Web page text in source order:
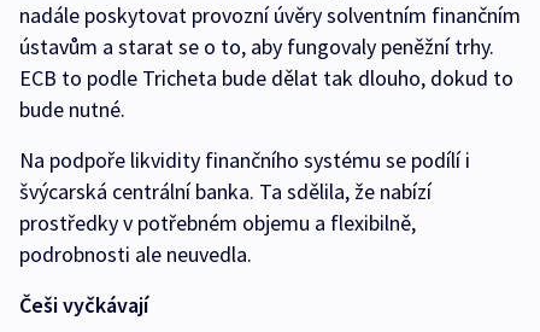
nadále poskytovat provozní úvěry solventním finančním
ústavům a starat se o to, aby fungovaly peněžní trhy.
ECB to podle Tricheta bude dělat tak dlouho, dokud to
bude nutné.
Na podpoře likvidity finančního systému se podílí i
švýcarská centrální banka. Ta sdělila, že nabízí
prostředky v potřebném objemu a flexibilně,
podrobnosti ale neuvedla.
Češi vyčkávají